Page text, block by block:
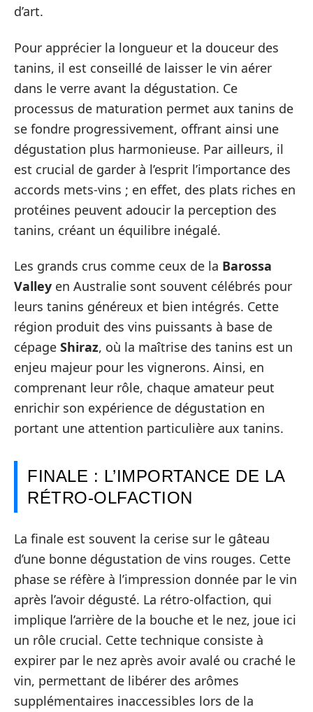
d’art.
Pour apprécier la longueur et la douceur des
tanins, il est conseillé de laisser le vin aérer
dans le verre avant la dégustation. Ce
processus de maturation permet aux tanins de
se fondre progressivement, offrant ainsi une
dégustation plus harmonieuse. Par ailleurs, il
est crucial de garder à l’esprit l’importance des
accords mets-vins ; en effet, des plats riches en
protéines peuvent adoucir la perception des
tanins, créant un équilibre inégalé.
Les grands crus comme ceux de la Barossa
Valley en Australie sont souvent célébrés pour
leurs tanins généreux et bien intégrés. Cette
région produit des vins puissants à base de
cépage Shiraz, où la maîtrise des tanins est un
enjeu majeur pour les vignerons. Ainsi, en
comprenant leur rôle, chaque amateur peut
enrichir son expérience de dégustation en
portant une attention particulière aux tanins.
FINALE : L’IMPORTANCE DE LA
RÉTRO-OLFACTION
La finale est souvent la cerise sur le gâteau
d’une bonne dégustation de vins rouges. Cette
phase se réfère à l’impression donnée par le vin
après l’avoir dégusté. La rétro-olfaction, qui
implique l’arrière de la bouche et le nez, joue ici
un rôle crucial. Cette technique consiste à
expirer par le nez après avoir avalé ou craché le
vin, permettant de libérer des arômes
supplémentaires inaccessibles lors de la